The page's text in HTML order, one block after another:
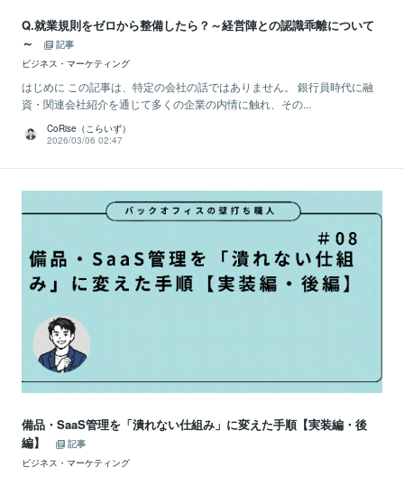
Q.就業規則をゼロから整備したら？～経営陣との認識乖離について
～
記事
ビジネス・マーケティング
はじめに この記事は、特定の会社の話ではありません。 銀行員時代に融
資・関連会社紹介を通じて多くの企業の内情に触れ、その...
CoRise（こらいず）
2026/03/06 02:47
備品・SaaS管理を「潰れない仕組み」に変えた手順【実装編・後
編】
記事
ビジネス・マーケティング